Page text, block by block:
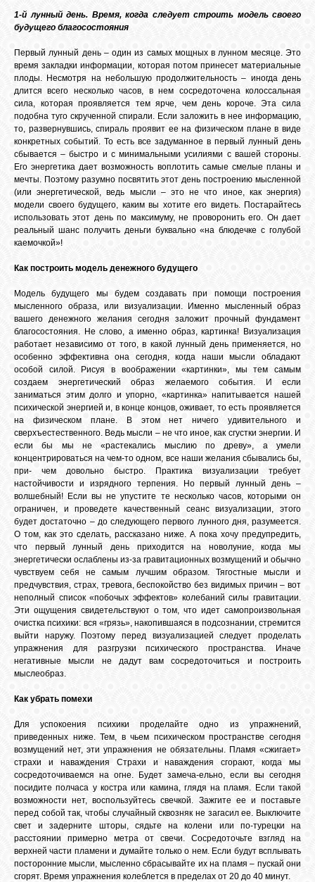
КАРТА
ЖЕЛАНИЙ
ФОРУМ
СОННИК
ГОРОСКОП
ВХОД
1-й лунный день. Время, когда следует строить модель своего
будущего благосостояния
Первый лунный день – один из самых мощных в лунном месяце. Это
время закладки информации, которая потом принесет материальные
плоды. Несмотря на небольшую продолжительность – иногда день
длится всего несколько часов, в нем сосредоточена колоссальная
сила, которая проявляется тем ярче, чем день короче. Эта сила
подобна туго скрученной спирали. Если заложить в нее информацию,
то, развернувшись, спираль проявит ее на физическом плане в виде
конкретных событий. То есть все задуманное в первый лунный день
сбывается – быстро и с минимальными усилиями с вашей стороны.
Его энергетика дает возможность воплотить самые смелые планы и
мечты. Поэтому разумно посвятить этот день построению мысленной
(или энергетической, ведь мысли – это не что иное, как энергия)
модели своего будущего, каким вы хотите его видеть. Постарайтесь
использовать этот день по максимуму, не проворонить его. Он дает
реальный шанс получить деньги буквально «на блюдечке с голубой
каемочкой»!
Как построить модель денежного будущего
Модель будущего мы будем создавать при помощи построения
мысленного образа, или визуализации. Именно мысленный образ
вашего денежного желания сегодня заложит прочный фундамент
благосостояния. Не слово, а именно образ, картинка! Визуализация
работает независимо от того, в какой лунный день применяется, но
особенно эффективна она сегодня, когда наши мысли обладают
особой силой. Рисуя в воображении «картинки», мы тем самым
создаем энергетический образ желаемого события. И если
заниматься этим долго и упорно, «картинка» напитывается нашей
психической энергией и, в конце концов, оживает, то есть проявляется
на физическом плане. В этом нет ничего удивительного и
сверхъестественного. Ведь мысли – не что иное, как сгустки энергии. И
если бы мы не «растекались мыслию по древу», а умели
концентрироваться на чем-то одном, все наши желания сбывались бы,
при- чем довольно быстро. Практика визуализации требует
настойчивости и изрядного терпения. Но первый лунный день –
волшебный! Если вы не упустите те несколько часов, которыми он
ограничен, и проведете качественный сеанс визуализации, этого
будет достаточно – до следующего первого лунного дня, разумеется.
О том, как это сделать, рассказано ниже. А пока хочу предупредить,
что первый лунный день приходится на новолуние, когда мы
энергетически ослаблены из-за гравитационных возмущений и обычно
чувствуем себя не самым лучшим образом. Тягостные мысли и
предчувствия, страх, тревога, беспокойство без видимых причин – вот
неполный список «побочых эффектов» колебаний силы гравитации.
Эти ощущения свидетельствуют о том, что идет самопроизвольная
очистка психики: вся «грязь», накопившаяся в подсознании, стремится
выйти наружу. Поэтому перед визуализацией следует проделать
упражнения для разгрузки психического пространства. Иначе
негативные мысли не дадут вам сосредоточиться и построить
мыслеобраз.
Как убрать помехи
Для успокоения психики проделайте одно из упражнений,
приведенных ниже. Тем, в чьем психическом пространстве сегодня
возмущений нет, эти упражнения не обязательны. Пламя «сжигает»
страхи и наваждения Страхи и наваждения сгорают, когда мы
сосредоточиваемся на огне. Будет замеча-ельно, если вы сегодня
посидите полчаса у костра или камина, глядя на пламя. Если такой
возможности нет, воспользуйтесь свечкой. Зажгите ее и поставьте
перед собой так, чтобы случайный сквозняк не загасил ее. Выключите
свет и задерните шторы, сядьте на колени или по-турецки на
расстоянии примерно метра от свечи. Сосредоточьте взгляд на
верхней части пламени и думайте только о нем. Если будут всплывать
посторонние мысли, мысленно сбрасывайте их на пламя – пускай они
сгорят. Время упражнения колеблется в пределах от 20 до 40 минут.